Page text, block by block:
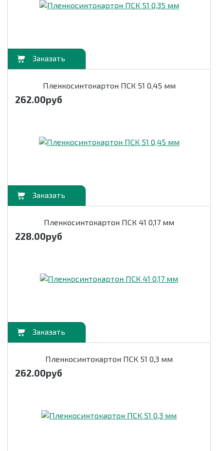
Пленкосинтокартон ПСК 51 0,45 мм
262.00руб
Пленкосинтокартон ПСК 41 0,17 мм
228.00руб
Пленкосинтокартон ПСК 51 0,3 мм
262.00руб